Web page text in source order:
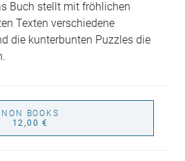
Buch stellt mit fröhlichen
Texten verschiedene
die kunterbunten Puzzles die
NON BOOKS
12,00 €